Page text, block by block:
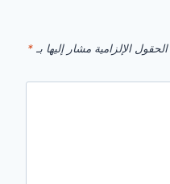
الحقول الإلزامية مشار إليها بـ *